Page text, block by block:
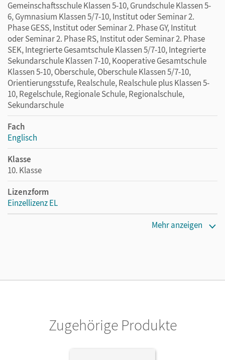
Gemeinschaftsschule Klassen 5-10, Grundschule Klassen 5-
6, Gymnasium Klassen 5/7-10, Institut oder Seminar 2.
Phase GESS, Institut oder Seminar 2. Phase GY, Institut
oder Seminar 2. Phase RS, Institut oder Seminar 2. Phase
SEK, Integrierte Gesamtschule Klassen 5/7-10, Integrierte
Sekundarschule Klassen 7-10, Kooperative Gesamtschule
Klassen 5-10, Oberschule, Oberschule Klassen 5/7-10,
Orientierungsstufe, Realschule, Realschule plus Klassen 5-
10, Regelschule, Regionale Schule, Regionalschule,
Sekundarschule
Fach
Englisch
Klasse
10. Klasse
Lizenzform
Einzellizenz EL
Cornelsen Verlag
Mehr anzeigen
Zugehörige Produkte